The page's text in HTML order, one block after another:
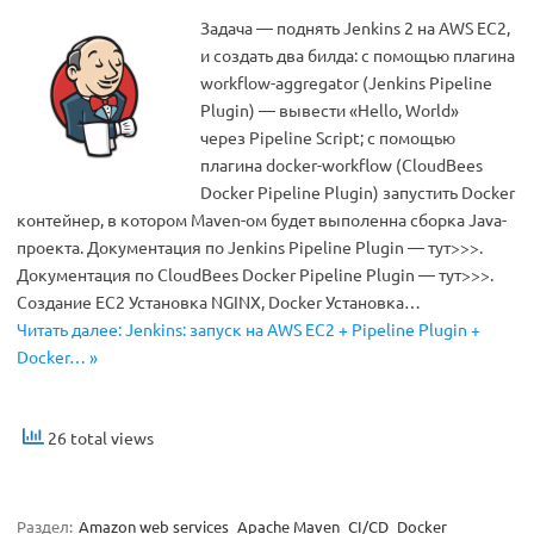
Задача — поднять Jenkins 2 на AWS EC2,
и создать два билда: с помощью плагина
workflow-aggregator (Jenkins Pipeline
Plugin) — вывести «Hello, World»
через Pipeline Script; с помощью
плагина docker-workflow (CloudBees
Docker Pipeline Plugin) запустить Docker
контейнер, в котором Maven-ом будет выполенна сборка Java-
проекта. Документация по Jenkins Pipeline Plugin — тут>>>.
Документация по CloudBees Docker Pipeline Plugin — тут>>>.
Создание EC2 Установка NGINX, Docker Установка…
Читать далее: Jenkins: запуск на AWS EC2 + Pipeline Plugin +
Docker… »
26 total views
Раздел: Amazon web services Apache Maven CI/CD Docker